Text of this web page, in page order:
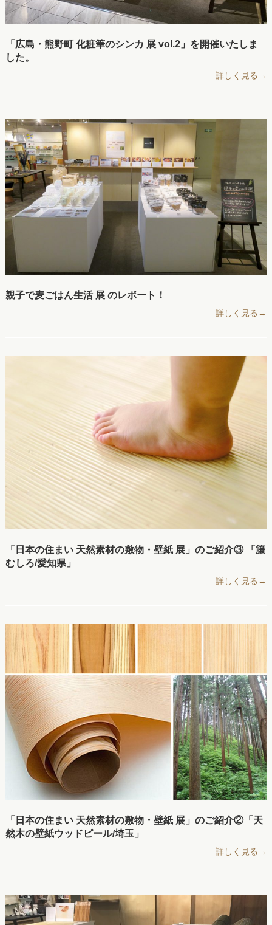
「広島・熊野町 化粧筆のシンカ 展 vol.2」を開催いたしま
した。
詳しく見る→
親子で麦ごはん生活 展 のレポート！
詳しく見る→
「日本の住まい 天然素材の敷物・壁紙 展」のご紹介③ 「籐
むしろ/愛知県」
詳しく見る→
「日本の住まい 天然素材の敷物・壁紙 展」のご紹介②「天
然木の壁紙ウッドピール/埼玉」
詳しく見る→